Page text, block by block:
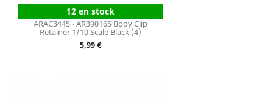
12 en stock
ARAC3445 - AR390165 Body Clip
Retainer 1/10 Scale Black (4)
Prix
5,99 €